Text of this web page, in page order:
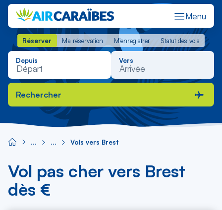
Menu
Réserver Ma réservation M'enregistrer Statut des vols
Réserver Ma réservation M'enregistrer Statut des vols
Depuis Vers
Rechercher
Vols vers Brest
Vol pas cher vers Brest
dès €